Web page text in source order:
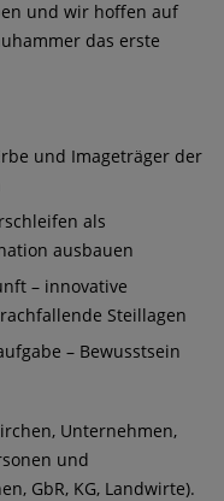
und wir hoffen auf
das erste
und Imageträger der
als
ausbauen
– innovative
Steillagen
– Bewusstsein
Unternehmen,
und
GbR, KG, Landwirte).